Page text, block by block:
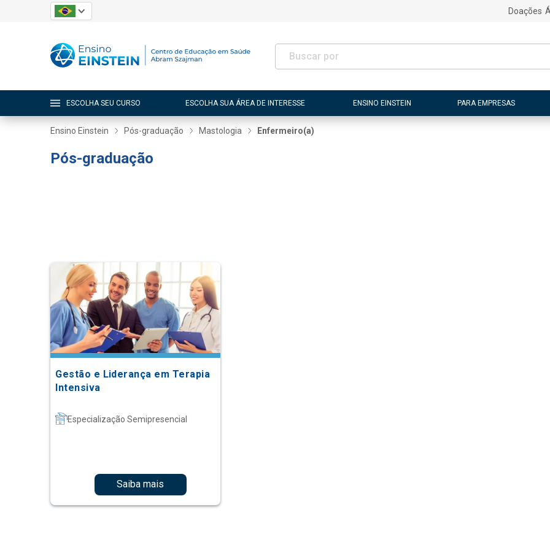
Doações
ESCOLHA SEU CURSO ESCOLHA SUA ÁREA DE INTERESSE ENSINO EINSTEIN PARA EMPRESAS
Ensino Einstein Pós-graduação Mastologia Enfermeiro(a)
Pós-graduação
Gestão e Liderança em Terapia
Intensiva
Especialização Semipresencial
Saiba mais